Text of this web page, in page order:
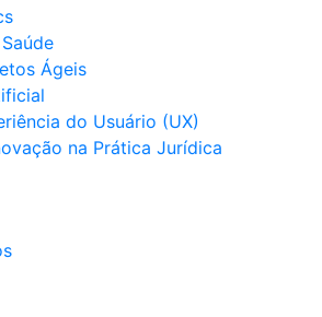
Ágeis
do Usuário (UX)
na Prática Jurídica